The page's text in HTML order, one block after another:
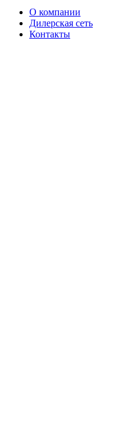
О компании
Дилерская сеть
Контакты